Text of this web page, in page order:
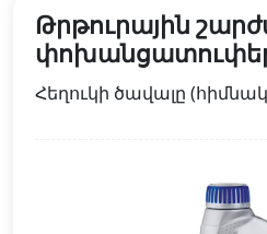
Թրթուրային
Հեղուկի ծավալը